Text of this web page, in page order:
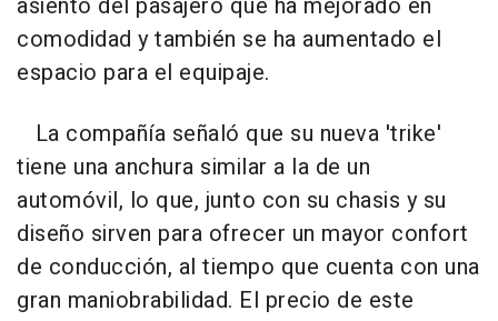
asiento del pasajero que ha mejorado en
comodidad y también se ha aumentado el
espacio para el equipaje.
La compañía señaló que su nueva 'trike'
tiene una anchura similar a la de un
automóvil, lo que, junto con su chasis y su
diseño sirven para ofrecer un mayor confort
de conducción, al tiempo que cuenta con una
gran maniobrabilidad. El precio de este